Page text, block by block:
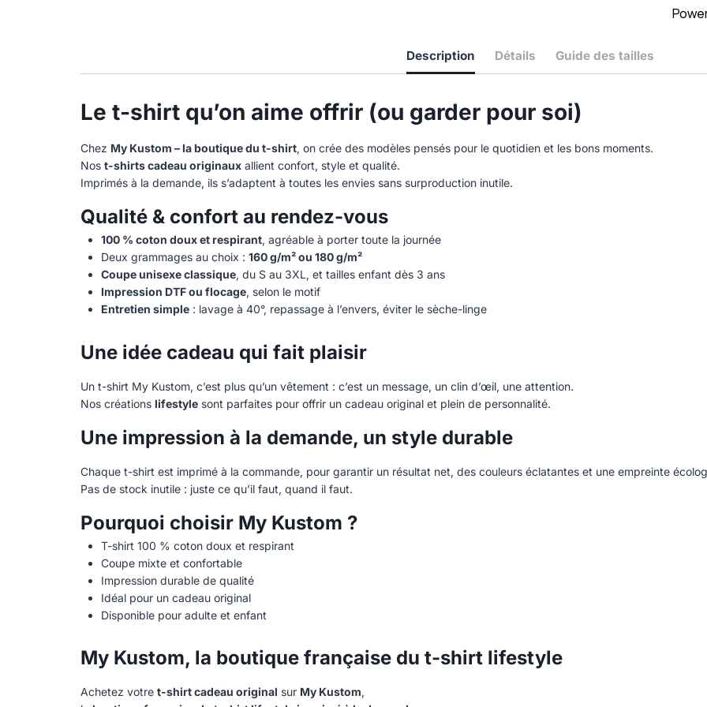
Description Détails Guide des tailles
Le t-shirt qu’on aime offrir (ou garder pour soi)
Chez My Kustom – la boutique du t-shirt, on crée des modèles pensés pour le quotidien et les bons moments.
Nos t-shirts cadeau originaux allient confort, style et qualité.
Imprimés à la demande, ils s’adaptent à toutes les envies sans surproduction inutile.
Qualité & confort au rendez-vous
100 % coton doux et respirant, agréable à porter toute la journée
Deux grammages au choix : 160 g/m² ou 180 g/m²
Coupe unisexe classique, du S au 3XL, et tailles enfant dès 3 ans
Impression DTF ou flocage, selon le motif
Entretien simple: lavage à 40°, repassage à l’envers, éviter le sèche-linge
Une idée cadeau qui fait plaisir
Un t-shirt My Kustom, c’est plus qu’un vêtement : c’est un message, un clin d’œil, une attention.
Nos créations lifestyle sont parfaites pour offrir un cadeau original et plein de personnalité.
Une impression à la demande, un style durable
Chaque t-shirt est imprimé à la commande, pour garantir un résultat net, des couleurs éclatantes et une empreinte
Pas de stock inutile : juste ce qu’il faut, quand il faut.
Pourquoi choisir My Kustom ?
T-shirt 100 % coton doux et respirant
Coupe mixte et confortable
Impression durable de qualité
Idéal pour un cadeau original
Disponible pour adulte et enfant
My Kustom, la boutique française du t-shirt lifestyle
Achetez votre t-shirt cadeau original sur My Kustom,